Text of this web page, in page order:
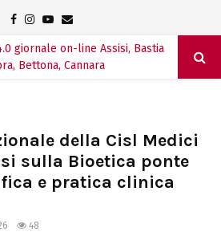
Facebook
Instagram
Youtube
Email
della Cisl Medici
sulla Bioetica ponte
e pratica clinica
48